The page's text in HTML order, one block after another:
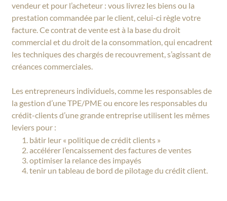
vendeur et pour l’acheteur : vous livrez les biens ou la
prestation commandée par le client, celui-ci règle votre
facture. Ce contrat de vente est à la base du droit
commercial et du droit de la consommation, qui encadrent
les techniques des chargés de recouvrement, s’agissant de
créances commerciales.
Les entrepreneurs individuels, comme les responsables de
la gestion d’une TPE/PME ou encore les responsables du
crédit-clients d’une grande entreprise utilisent les mêmes
leviers pour :
bâtir leur « politique de crédit clients »
accélérer l’encaissement des factures de ventes
optimiser la relance des impayés
tenir un tableau de bord de pilotage du crédit client.